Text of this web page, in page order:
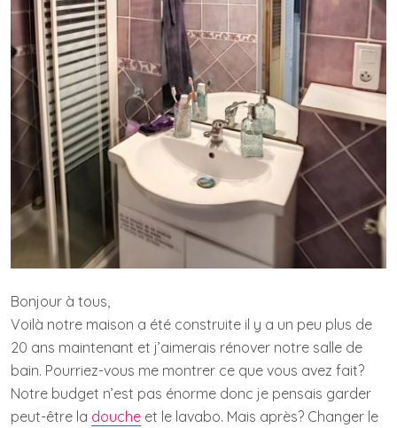
Bonjour à tous,
Voilà notre maison a été construite il y a un peu plus de
20 ans maintenant et j’aimerais rénover notre salle de
bain. Pourriez-vous me montrer ce que vous avez fait?
Notre budget n’est pas énorme donc je pensais garder
peut-être la douche et le lavabo. Mais après? Changer le